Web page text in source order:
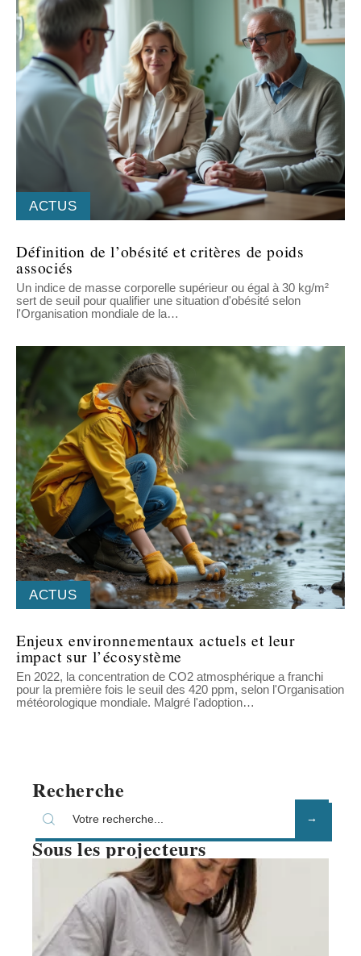
ACTUS
Définition de l’obésité et critères de poids
associés
Un indice de masse corporelle supérieur ou égal à 30 kg/m²
sert de seuil pour qualifier une situation d'obésité selon
l'Organisation mondiale de la…
ACTUS
Enjeux environnementaux actuels et leur
impact sur l’écosystème
En 2022, la concentration de CO2 atmosphérique a franchi
pour la première fois le seuil des 420 ppm, selon l'Organisation
météorologique mondiale. Malgré l'adoption…
Recherche
Sous les projecteurs